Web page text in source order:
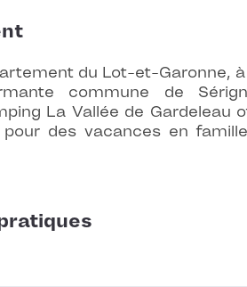
du Lot-et-Garonne,
commune de
La Vallée de Gardeleau
des vacances en